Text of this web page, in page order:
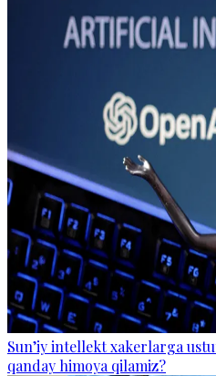
Sun’iy intellekt xakerlarga
qanday himoya qilamiz?